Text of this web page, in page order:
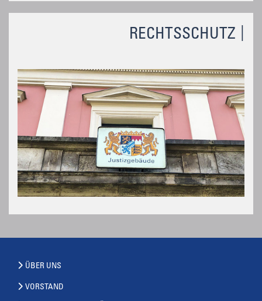
RECHTSSCHUTZ
ÜBER UNS
VORSTAND